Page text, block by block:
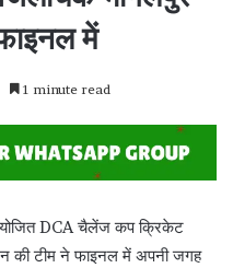
में
1 minute read
DCA चैलेंज कप क्रिकेट
की टीम ने फाइनल में अपनी जगह